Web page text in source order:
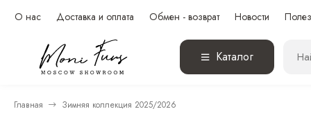
О нас Доставка и оплата Обмен - возврат Новости
Каталог
Главная Зимняя коллекция 2025/2026